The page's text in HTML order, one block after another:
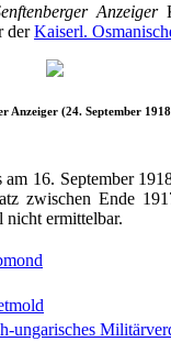
Anzeiger
derKaiserl.
Anzeiger (24. September
16. September
zwischen Ende
nicht ermittelbar.
ungarisches